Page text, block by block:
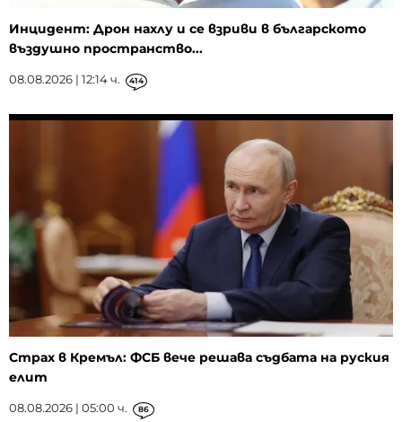
Инцидент: Дрон нахлу и се взриви в българското
въздушно пространство...
08.08.2026 | 12:14 ч. 414
Страх в Кремъл: ФСБ вече решава съдбата на руския
елит
08.08.2026 | 05:00 ч. 86